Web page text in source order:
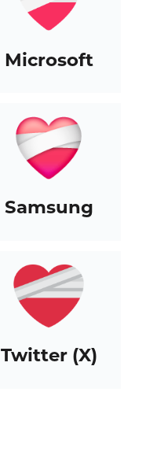
Microsoft
Samsung
Twitter (X)